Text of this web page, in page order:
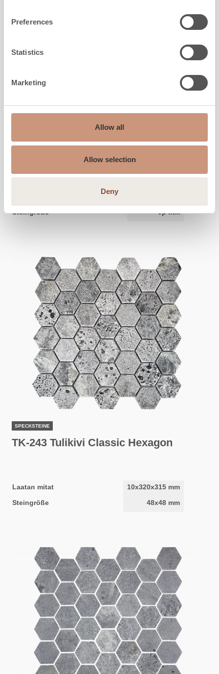
Preferences
Statistics
Marketing
Allow all
Allow selection
Deny
Steingröße
vp mm
SPECKSTEINE
TK-243 Tulikivi Classic Hexagon
Laatan mitat
10x320x315 mm
Steingröße
48x48 mm